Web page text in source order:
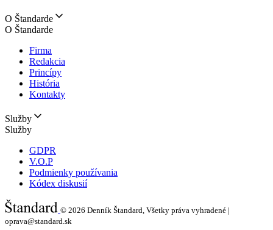
O Štandarde
O Štandarde
Firma
Redakcia
Princípy
História
Kontakty
Služby
Služby
GDPR
V.O.P
Podmienky používania
Kódex diskusií
© 2026 Denník Štandard, Všetky práva vyhradené |
oprava@standard.sk